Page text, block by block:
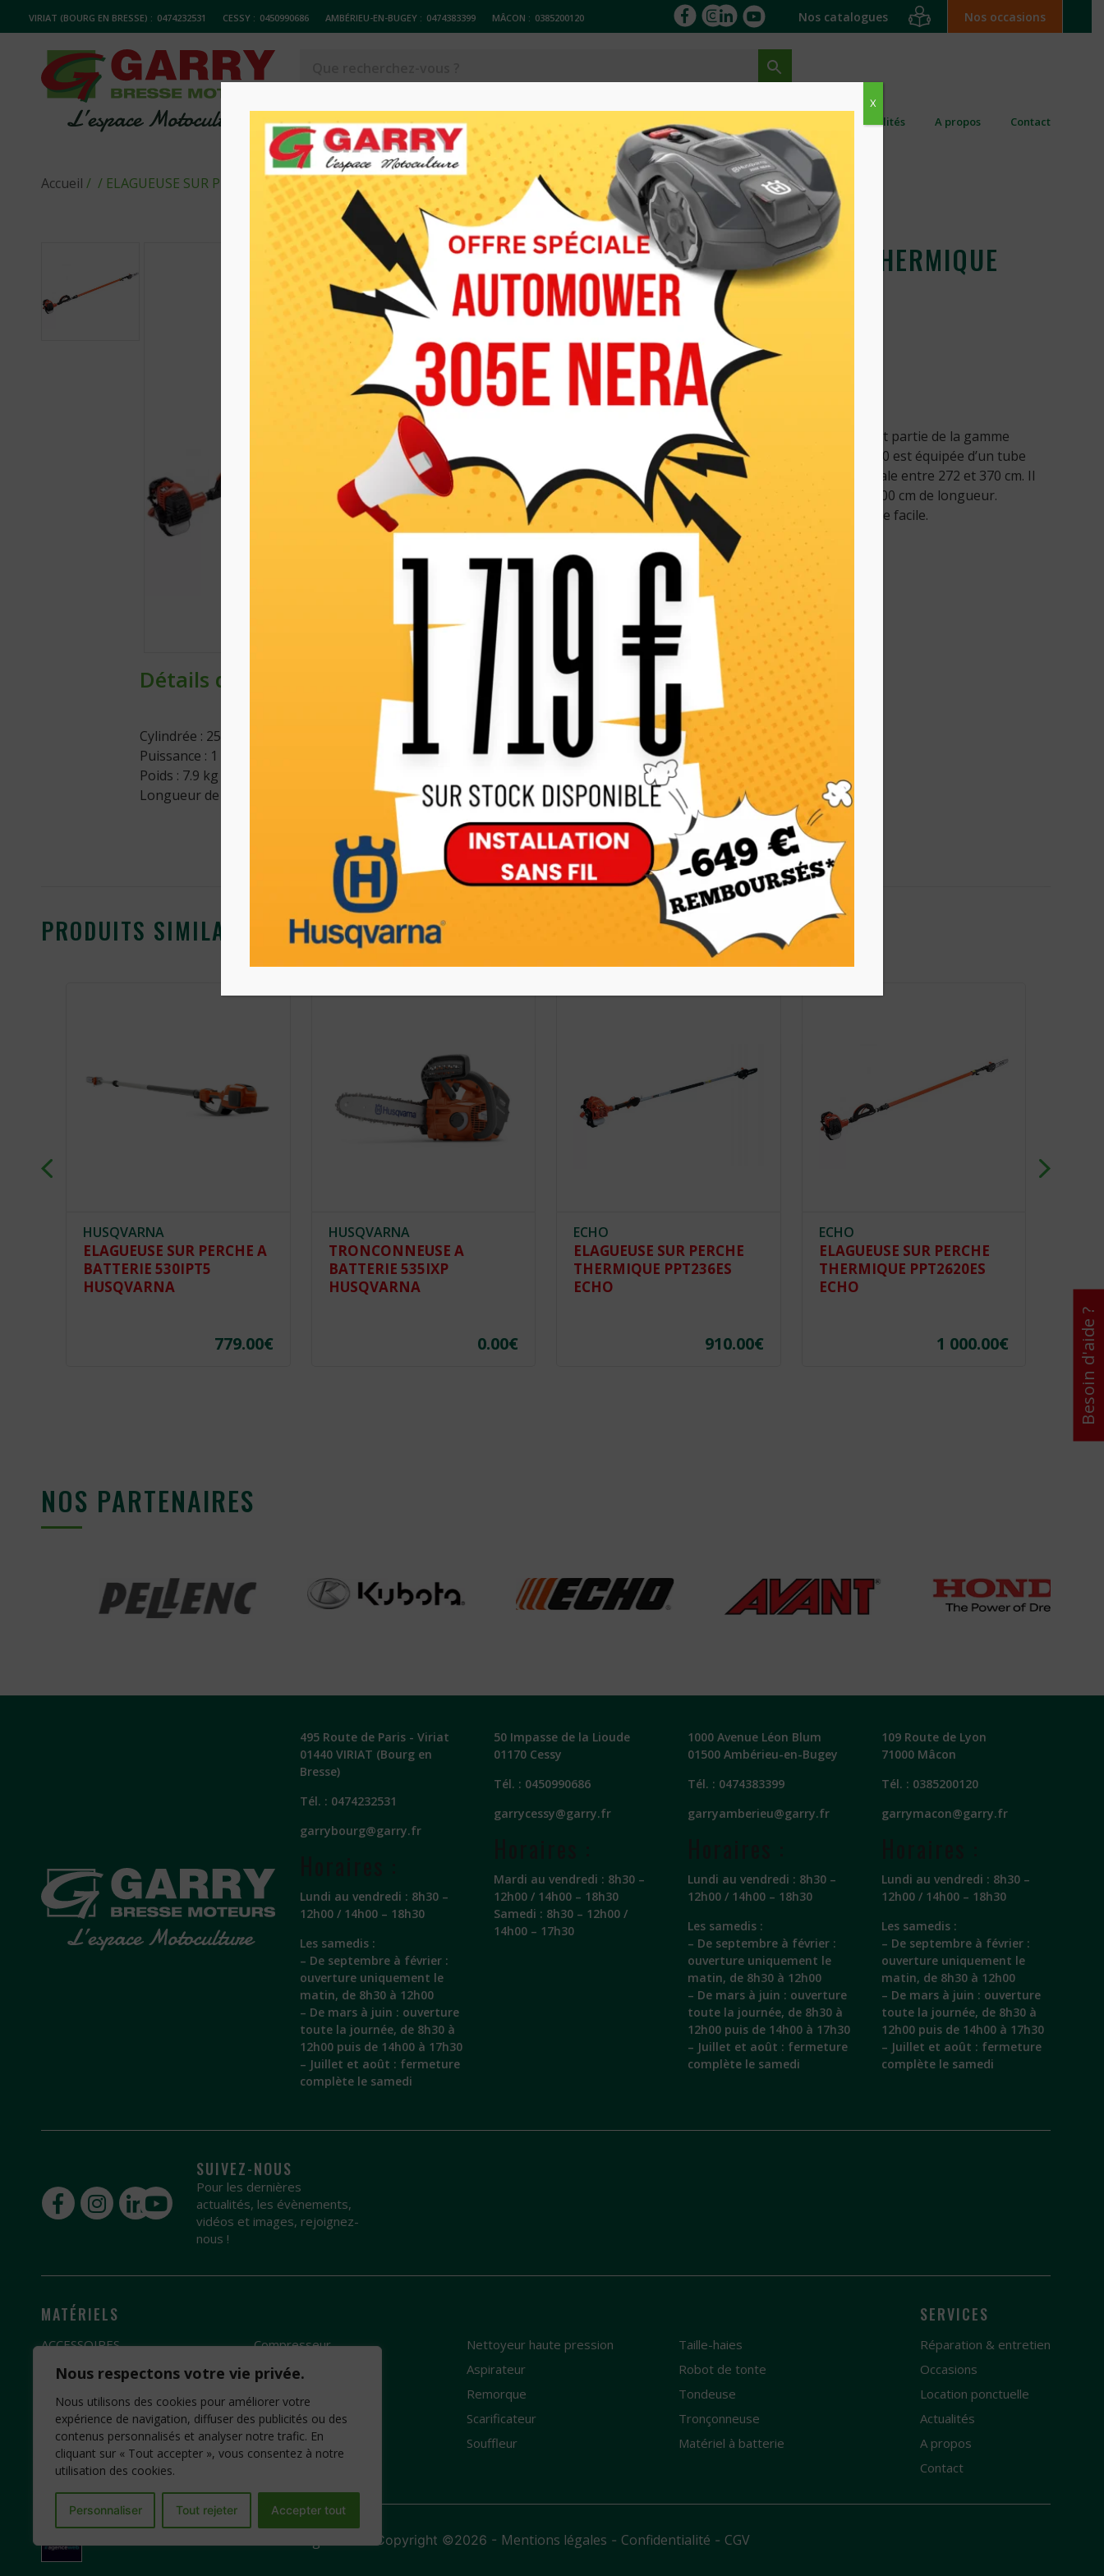
Nous respectons votre vie privée.
Nous utilisons des cookies pour améliorer votre
expérience de navigation, diffuser des publicités ou des
contenus personnalisés et analyser notre trafic. En
cliquant sur « Tout accepter », vous consentez à notre
utilisation des cookies.
Personnaliser Tout rejeter Accepter tout
Besoin d'aide ?
VIRIAT (BOURG EN BRESSE) : 0474232531 CESSY : 0450990686 AMBÉRIEU-EN-BUGEY : 0474383399 MÂCON : 0385200120 Nos catalogues Nos occasions
MATERIELS ACCESSOIRES Occasions Actualités A propos Contact
Accueil / / ELAGUEUSE SUR PERCHE THERMIQUE PPT2620ES ECHO
Détails du produit
Cylindrée : 25.4 cm3
Puissance : 1 kw
Poids : 7.9 kg
Longueur de guide : 30 cm
ELAGUEUSE SUR PERCHE THERMIQUE
PPT2620ES ECHO
1 000.00€
Caractéristiques principales
La tronçonneuse sur perche ECHO PPT 2620 ES fait partie de la gamme
perche d’élagage thermique ECHO PPT. La PPT2620 est équipée d’un tube
télescopique permettant de varier sa longueur totale entre 272 et 370 cm. Il
est possible de lui équiper une rallonge de 90 ou 100 cm de longueur.
L’élagueuse sur perche est équipée d’un démarrage facile.
PRODUITS SIMILAIRES
HUSQVARNA
ELAGUEUSE SUR PERCHE A
BATTERIE 530IPT5
HUSQVARNA
779.00€
HUSQVARNA
TRONCONNEUSE A
BATTERIE 535IXP
HUSQVARNA
0.00€
ECHO
ELAGUEUSE SUR PERCHE
THERMIQUE PPT236ES
ECHO
910.00€
ECHO
ELAGUEUSE SUR PERCHE
THERMIQUE PPT2620ES
ECHO
1 000.00€
NOS PARTENAIRES
495 Route de Paris - Viriat
01440 VIRIAT (Bourg en
Bresse)
Tél. : 0474232531
garrybourg@garry.fr
Lundi au vendredi : 8h30 –
12h00 / 14h00 – 18h30
Les samedis :
– De septembre à février :
ouverture uniquement le
matin, de 8h30 à 12h00
– De mars à juin : ouverture
toute la journée, de 8h30 à
12h00 puis de 14h00 à 17h30
– Juillet et août : fermeture
complète le samedi
50 Impasse de la Lioude
01170 Cessy
Tél. : 0450990686
garrycessy@garry.fr
Mardi au vendredi : 8h30 –
12h00 / 14h00 – 18h30
Samedi : 8h30 – 12h00 /
14h00 – 17h30
1000 Avenue Léon Blum
01500 Ambérieu-en-Bugey
Tél. : 0474383399
garryamberieu@garry.fr
Lundi au vendredi : 8h30 –
12h00 / 14h00 – 18h30
Les samedis :
– De septembre à février :
ouverture uniquement le
matin, de 8h30 à 12h00
– De mars à juin : ouverture
toute la journée, de 8h30 à
12h00 puis de 14h00 à 17h30
– Juillet et août : fermeture
complète le samedi
109 Route de Lyon
71000 Mâcon
Tél. : 0385200120
garrymacon@garry.fr
Lundi au vendredi : 8h30 –
12h00 / 14h00 – 18h30
Les samedis :
– De septembre à février :
ouverture uniquement le
matin, de 8h30 à 12h00
– De mars à juin : ouverture
toute la journée, de 8h30 à
12h00 puis de 14h00 à 17h30
– Juillet et août : fermeture
complète le samedi
SUIVEZ-NOUS
Pour les dernières
actualités, les évènements,
vidéos et images, rejoignez-
nous !
MATÉRIELS
ACCESSOIRES
Broyeur
Débroussailleuse
Fendeuse de bûches
Scie
Compresseur
Groupe électrogène
Pompe à eau
Motobineuse
Motoculteur
Nettoyeur haute pression
Aspirateur
Remorque
Scarificateur
Souffleur
Taille-haies
Robot de tonte
Tondeuse
Tronçonneuse
Matériel à batterie
SERVICES
Réparation & entretien
Occasions
Location ponctuelle
Actualités
A propos
Contact
- Copyright ©2026 - Mentions légales - Confidentialité - CGV
X